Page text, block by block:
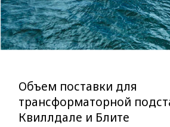
Объем поставки для
трансформаторной
Квиллдале и Блите